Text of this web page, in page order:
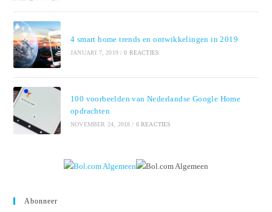
4 smart home trends en ontwikkelingen in 2019
JANUARI 7, 2019 / 0 REACTIES
100 voorbeelden van Nederlandse Google Home
opdrachten
NOVEMBER 24, 2018 / 0 REACTIES
Abonneer